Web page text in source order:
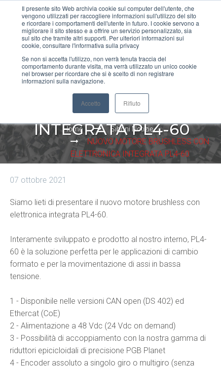
Il presente sito Web archivia cookie sul computer dell'utente, che
vengono utilizzati per raccogliere informazioni sull'utilizzo del sito
e ricordare i comportamenti dell'utente in futuro. I cookie servono a
migliorare il sito stesso e a offrire un servizio personalizzato, sia
sul sito che tramite altri supporti. Per ulteriori informazioni sui
cookie, consultare l'informativa sulla privacy
Se non si accetta l'utilizzo, non verrà tenuta traccia del
comportamento durante visita, ma verrà utilizzato un unico cookie
nel browser per ricordare che si è scelto di non registrare
informazioni sulla navigazione.
Accetto Rifiuto
MENU
NUOVO MOTORE
BRUSHLESS CON
ELETTRONICA
INTEGRATA PL4-60
Home Siboni Notizie
NUOVO MOTORE BRUSHLESS CON
ELETTRONICA INTEGRATA PL4-60
07 ottobre 2021
Siamo lieti di presentare il nuovo motore brushless con
elettronica integrata PL4-60.
Interamente sviluppato e prodotto al nostro interno, PL4-
60 è la soluzione perfetta per le applicazioni di cambio
formato e per la movimentazione di assi in bassa
tensione.
1 - Disponibile nelle versioni CAN open (DS 402) ed
Ethercat (CoE)
2 - Alimentazione a 48 Vdc (24 Vdc on demand)
3 - Possibilità di accoppiamento con la nostra gamma di
riduttori epicicloidali di precisione PGB Planet
4 - Encoder assoluto a singolo giro o multigiro (senza